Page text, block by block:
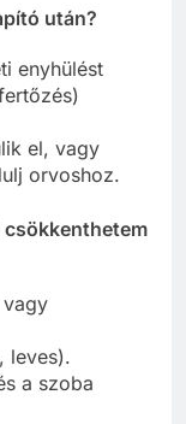
után?
enyhülést
el, vagy
orvoshoz.
csökkenthetem
leves).
a szoba